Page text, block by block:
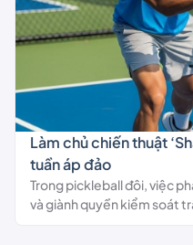
Làm chủ chiến thuật
tuần áp đảo
Trong pickleball đôi, việc
và giành quyền kiểm soát